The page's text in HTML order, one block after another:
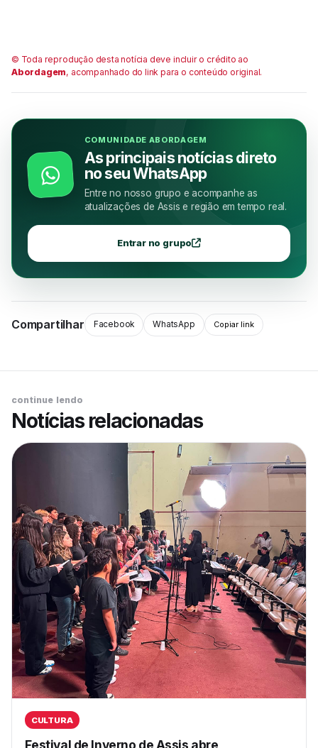
© Toda reprodução desta notícia deve incluir o crédito ao
Abordagem, acompanhado do link para o conteúdo original.
COMUNIDADE ABORDAGEM
As principais notícias direto
no seu WhatsApp
Entre no nosso grupo e acompanhe as
atualizações de Assis e região em tempo real.
Entrar no grupo
Compartilhar Facebook WhatsApp Copiar link
continue lendo
Notícias relacionadas
CULTURA
Festival de Inverno de Assis abre